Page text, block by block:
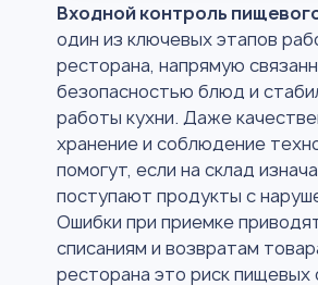
Входной контроль
один из ключевых этапов
ресторана, напрямую
безопасностью блюд и
работы кухни. Даже
хранение и соблюдение
помогут, если на склад
поступают продукты с
Ошибки при приемке
списаниям и возвратам
ресторана это риск пищевых